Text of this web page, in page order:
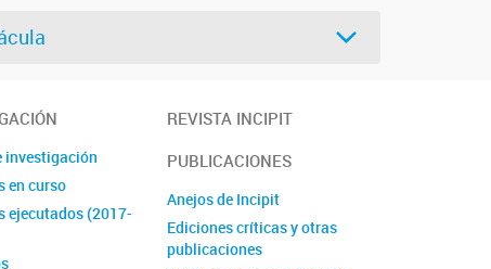
investigación
en curso
ejecutados (2017-
REVISTA INCIPIT
PUBLICACIONES
Anejos de Incipit
Ediciones críticas y otras
publicaciones